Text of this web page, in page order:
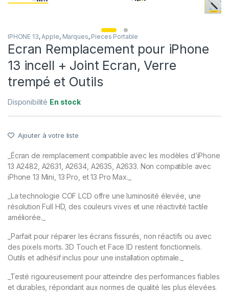
IPHONE 13, Apple, Marques, Pieces Portable
Ecran Remplacement pour iPhone
13 incell + Joint Ecran, Verre
trempé et Outils
Disponibilité En stock
Ajouter à votre liste
_Écran de remplacement compatible avec les modèles d’iPhone
13 A2482, A2631, A2634, A2635, A2633. Non compatible avec
iPhone 13 Mini, 13 Pro, et 13 Pro Max._
_La technologie COF LCD offre une luminosité élevée, une
résolution Full HD, des couleurs vives et une réactivité tactile
améliorée._
_Parfait pour réparer les écrans fissurés, non réactifs ou avec
des pixels morts. 3D Touch et Face ID restent fonctionnels.
Outils et adhésif inclus pour une installation optimale._
_Testé rigoureusement pour atteindre des performances fiables
et durables, répondant aux normes de qualité les plus élevées.